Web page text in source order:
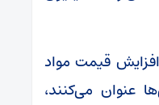
افزایش قیمت مواد
عنوان می‌کنند،